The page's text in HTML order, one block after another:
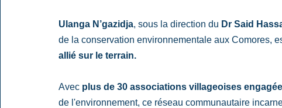
Ulanga N’gazidja, sous la direction du Dr Said
de la conservation environnementale aux Comores,
allié sur le terrain.
Avec plus de 30 associations villageoises
de l'environnement, ce réseau communautaire